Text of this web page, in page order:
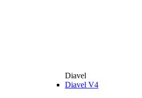
Diavel
Diavel V4